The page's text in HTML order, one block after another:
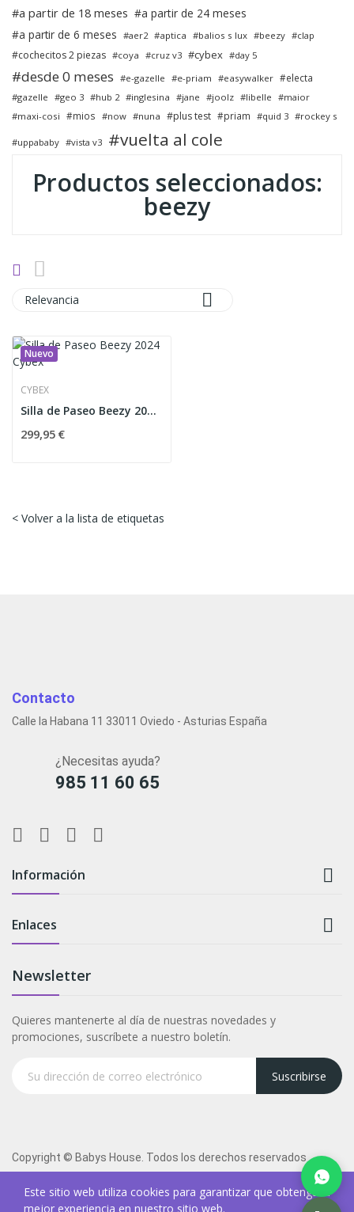
a partir de 18 meses
a partir de 24 meses
a partir de 6 meses
aer2 aptica balios s lux beezy clap
cochecitos 2 piezas coya cruz v3 cybex day 5
desde 0 meses e-gazelle e-priam easywalker electa
gazelle geo 3 hub 2 inglesina jane joolz libelle
maior
maxi-cosi
mios now nuna plus test priam quid 3 rockey s
uppababy vista v3 vuelta al cole
Productos seleccionados:
beezy
Relevancia 
Nuevo
CYBEX
Silla de Paseo Beezy 2024 Cybex
299,95 €
< Volver a la lista de etiquetas
Contacto
Calle la Habana 11 33011 Oviedo - Asturias España
¿Necesitas ayuda?
985 11 60 65
Información 
Enlaces 
Newsletter
Quieres mantenerte al día de nuestras novedades y
promociones, suscríbete a nuestro boletín.
Suscribirse
Copyright © Babys House. Todos los derechos reservados
Este sitio web utiliza cookies para garantizar que obtenga la
mejor experiencia en nuestro sitio web.